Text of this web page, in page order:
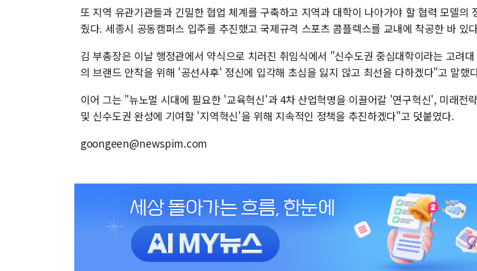
또 지역 유관기관들과 긴밀한 협업 체계를 구축하고 지역과 대학이 나아가야 할 협력 모델의
줬다. 세종시 공동캠퍼스 입주를 추진했고 국제규격 스포츠 콤플렉스를 교내에 착공한 바 있
김 부총장은 이날 행정관에서 약식으로 치러진 취임식에서 "신수도권 중심대학이라는 고려
의 브랜드 안착을 위해 '공선사후' 정신에 입각해 초심을 잃지 않고 최선을 다하겠다"고 말했
이어 그는 "뉴노멀 시대에 필요한 '교육혁신'과 4차 산업혁명을 이끌어갈 '연구혁신', 미래전
및 신수도권 완성에 기여할 '지역혁신'을 위해 지속적인 정책을 추진하겠다"고 덧붙였다.
goongeen@newspim.com